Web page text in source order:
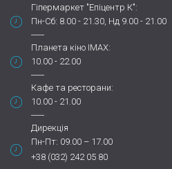
Гіпермаркет "Епіцентр К":
Пн-Сб: 8.00 - 21.30, Нд 9.00 - 21.00
Планета кіно IMAX:
10.00 - 22.00
Кафе та ресторани:
10.00 - 21.00
Дирекція
Пн-Пт: 09.00 – 17.00
+38 (032) 242 05 80